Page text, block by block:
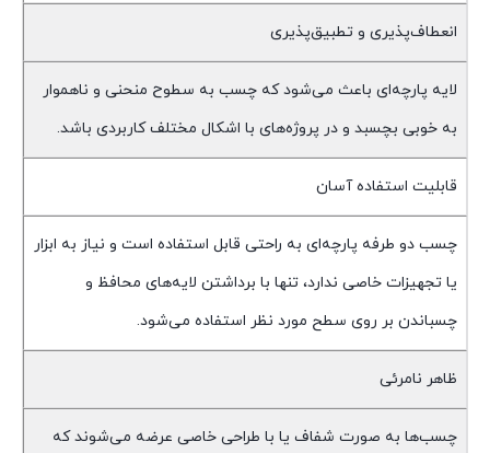
انعطاف‌پذیری و تطبیق‌پذیری
لایه پارچه‌ای باعث می‌شود که چسب به سطوح منحنی و ناهموار
به خوبی بچسبد و در پروژه‌های با اشکال مختلف کاربردی باشد.
قابلیت استفاده آسان
چسب دو طرفه پارچه‌ای به راحتی قابل استفاده است و نیاز به ابزار
یا تجهیزات خاصی ندارد، تنها با برداشتن لایه‌های محافظ و
چسباندن بر روی سطح مورد نظر استفاده می‌شود.
ظاهر نامرئی
چسب‌ها به صورت شفاف یا با طراحی خاصی عرضه می‌شوند که